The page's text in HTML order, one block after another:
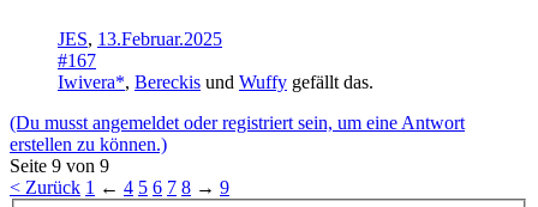
JES, 13.Februar.2025
#167
Iwivera*, Bereckis und Wuffy gefällt das.
(Du musst angemeldet oder registriert sein, um eine Antwort
erstellen zu können.)
Seite 9 von 9
< Zurück 1 ← 4 5 6 7 8 → 9